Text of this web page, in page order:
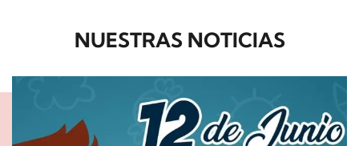
NUESTRAS NOTICIAS